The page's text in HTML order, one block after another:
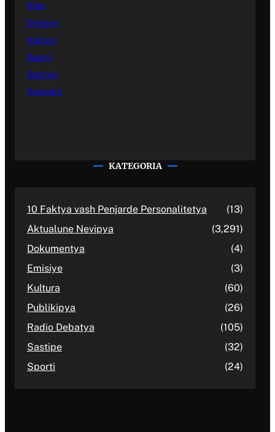
Kher
Emisiye
Kultura
Sporti
Sastipe
Kontakti
KATEGORIA
10 Faktya vash Penjarde Personalitetya
(13)
Aktualune Nevipya
(3,291)
Dokumentya
(4)
Emisiye
(3)
Kultura
(60)
Publikipya
(26)
Radio Debatya
(105)
Sastipe
(32)
Sporti
(24)